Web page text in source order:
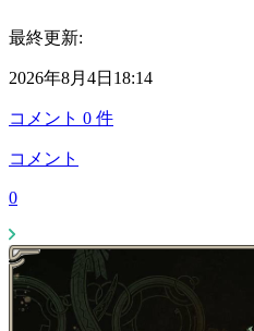
最終更新:
2026年8月4日18:14
コメント 0 件
コメント
0